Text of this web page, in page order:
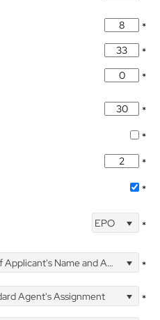
*
*
*
*
*
*
*
EPO *
Name and Address *
Agent's Assignment
*